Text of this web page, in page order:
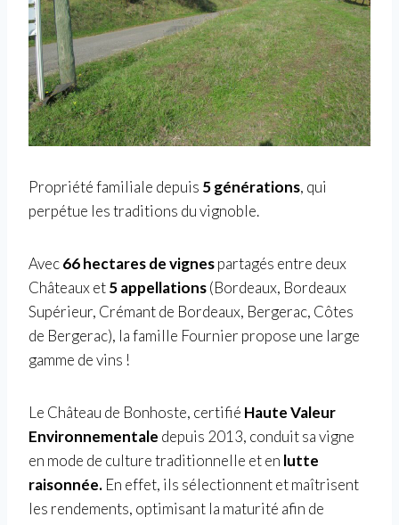
Propriété familiale depuis 5 générations, qui
perpétue les traditions du vignoble.
Avec66 hectares de vignespartagés entre deux
Châteaux et5 appellations(Bordeaux, Bordeaux
Supérieur, Crémant de Bordeaux, Bergerac, Côtes
de Bergerac), la famille Fournier propose une large
gamme de vins !
Le Château de Bonhoste, certifié Haute Valeur
Environnementale depuis 2013, conduit sa vigne
en mode de culture traditionnelle et en lutte
raisonnée. En effet, ils sélectionnent et maîtrisent
les rendements, optimisant la maturité afin de